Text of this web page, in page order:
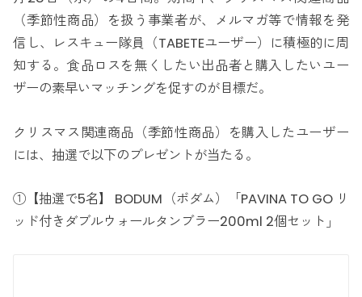
（季節性商品）を扱う事業者が、メルマガ等で情報を発
信し、レスキュー隊員（TABETEユーザー）に積極的に周
知する。食品ロスを無くしたい出品者と購入したいユー
ザーの素早いマッチングを促すのが目標だ。
クリスマス関連商品（季節性商品）を購入したユーザー
には、抽選で以下のプレゼントが当たる。
①【抽選で5名】 BODUM（ボダム）「PAVINA TO GO リ
ッド付きダブルウォールタンブラー200ml 2個セット」